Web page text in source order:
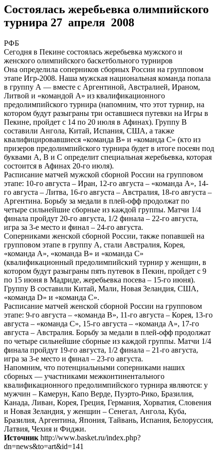
Состоялась жеребьевка олимпийского
турнира 27 апреля 2008
РФБ
Сегодня в Пекине состоялась жеребьевка мужского и
женского олимпийского баскетбольного турниров
Она определила соперников сборных России на групповом
этапе Игр-2008. Наша мужская национальная команда попала
в группу А — вместе с Аргентиной, Австралией, Ираном,
Литвой и «командой А» из квалификационного
предолимпийского турнира (напомним, что этот турнир, на
котором будут разыграны три оставшиеся путевки на Игры в
Пекине, пройдет с 14 по 20 июля в Афинах). Группу В
составили Ангола, Китай, Испания, США, а также
квалифицировавшиеся «команда В» и «команда С» (кто из
призеров предолимпийского турнира будет в итоге посеян под
буквами А, В и С определит специальная жеребьевка, которая
состоится в Афинах 20-го июля).
Расписание матчей мужской сборной России на групповом
этапе: 10-го августа – Иран, 12-го августа – «команда А», 14-
го августа – Литва, 16-го августа – Австралия, 18-го августа –
Аргентина. Борьбу за медали в плей-офф продолжат по
четыре сильнейшие сборные из каждой группы. Матчи 1/4
финала пройдут 20-го августа, 1/2 финала – 22-го августа,
игра за 3-е место и финал – 24-го августа.
Соперниками женской сборной России, также попавшей на
групповом этапе в группу А, стали Австралия, Корея,
«команда А», «команда В» и «команда С»
(квалификационный предолимпийский турнир у женщин, в
котором будут разыграны пять путевок в Пекин, пройдет с 9
по 15 июня в Мадриде, жеребьевка посева – 15-го июня).
Группу В составили Китай, Мали, Новая Зеландия, США,
«команда D» и «команда С».
Расписание матчей женской сборной России на групповом
этапе: 9-го августа – «команда В», 11-го августа – Корея, 13-го
августа – «команда С», 15-го августа – «команда А», 17-го
августа – Австралия. Борьбу за медали в плей-офф продолжат
по четыре сильнейшие сборные из каждой группы. Матчи 1/4
финала пройдут 19-го августа, 1/2 финала – 21-го августа,
игра за 3-е место и финал – 23-го августа.
Напомним, что потенциальными соперниками наших
сборных — участниками межконтинентального
квалификационного предолимпийского турнира являются: у
мужчин – Камерун, Капо Верде, Пуэрто-Рико, Бразилия,
Канада, Ливан, Корея, Греция, Германия, Хорватия, Словения
и Новая Зеландия, у женщин – Сенегал, Ангола, Куба,
Бразилия, Аргентина, Япония, Тайвань, Испания, Белоруссия,
Латвия, Чехия и Фиджи.
Источник http://www.basket.ru/index.php?
dn=news&to=art&id=141